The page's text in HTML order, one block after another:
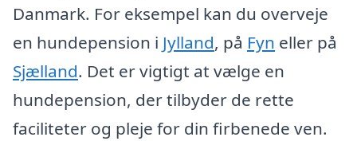
Danmark. For eksempel kan du overveje
en hundepension i Jylland, på Fyn eller på
Sjælland. Det er vigtigt at vælge en
hundepension, der tilbyder de rette
faciliteter og pleje for din firbenede ven.